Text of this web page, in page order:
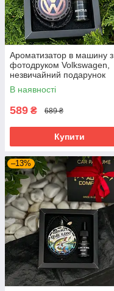
Ароматизатор в машину з
фотодруком Volkswagen,
незвичайний подарунок
В наявності
589 ₴ 689 ₴
Купити
–13%